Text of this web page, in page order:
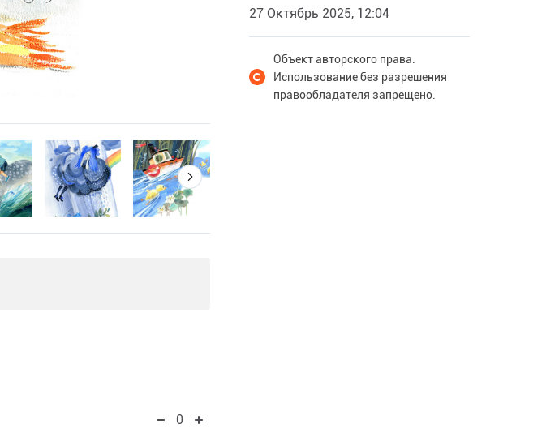
0
27 Октябрь 2025, 12:04
Объект авторского права.
Использование без разрешения
правообладателя запрещено.